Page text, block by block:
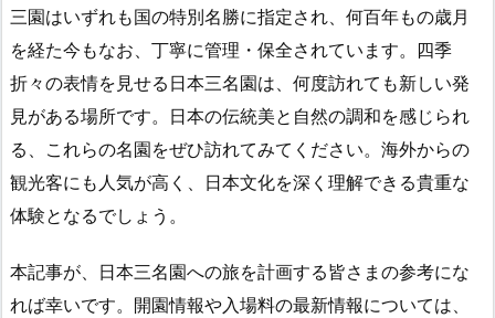
三園はいずれも国の特別名勝に指定され、何百年もの歳月
を経た今もなお、丁寧に管理・保全されています。四季
折々の表情を見せる日本三名園は、何度訪れても新しい発
見がある場所です。日本の伝統美と自然の調和を感じられ
る、これらの名園をぜひ訪れてみてください。海外からの
観光客にも人気が高く、日本文化を深く理解できる貴重な
体験となるでしょう。
本記事が、日本三名園への旅を計画する皆さまの参考にな
れば幸いです。開園情報や入場料の最新情報については、